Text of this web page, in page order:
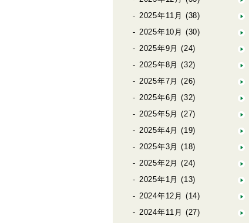
2025年11月 (38)
2025年10月 (30)
2025年9月 (24)
2025年8月 (32)
2025年7月 (26)
2025年6月 (32)
2025年5月 (27)
2025年4月 (19)
2025年3月 (18)
2025年2月 (24)
2025年1月 (13)
2024年12月 (14)
2024年11月 (27)